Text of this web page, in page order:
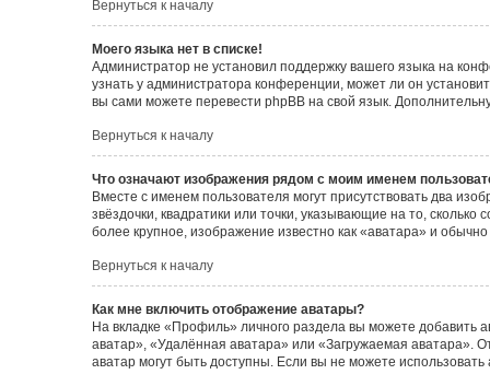
Вернуться к началу
Моего языка нет в списке!
Администратор не установил поддержку вашего языка на
узнать у администратора конференции, может ли он
вы сами можете перевести phpBB на свой язык.
Вернуться к началу
Что означают изображения рядом с моим именем
Вместе с именем пользователя могут присутствовать два
звёздочки, квадратики или точки, указывающие на то,
более крупное, изображение известно как «аватара» и
Вернуться к началу
Как мне включить отображение аватары?
На вкладке «Профиль» личного раздела вы можете добавить
аватар», «Удалённая аватара» или «Загружаемая аватара».
аватар могут быть доступны. Если вы не можете